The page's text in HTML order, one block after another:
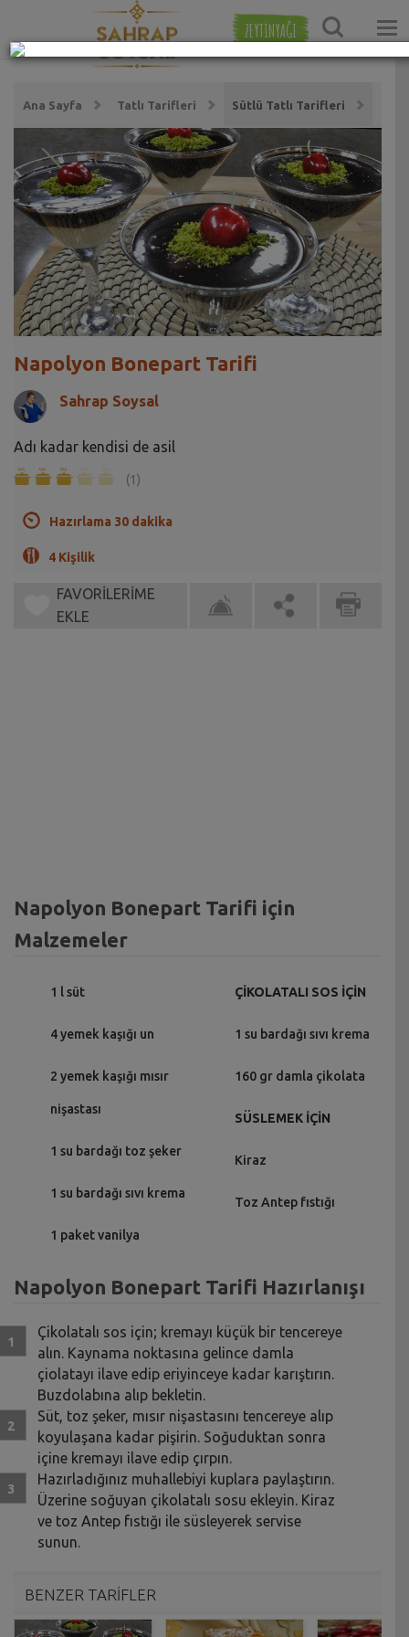
ZEYTİNYAĞI
Ana Sayfa Tatlı Tarifleri Sütlü Tatlı Tarifleri
Napolyon Bonepart Tarifi
Sahrap Soysal
Adı kadar kendisi de asil
(1)
Hazırlama 30 dakika
4 Kişilik
FAVORİLERİME
EKLE
Napolyon Bonepart Tarifi için
Malzemeler
1 l süt
4 yemek kaşığı un
2 yemek kaşığı mısır
nişastası
1 su bardağı toz şeker
1 su bardağı sıvı krema
1 paket vanilya
ÇİKOLATALI SOS İÇİN
1 su bardağı sıvı krema
160 gr damla çikolata
SÜSLEMEK İÇİN
Kiraz
Toz Antep fıstığı
Napolyon Bonepart Tarifi Hazırlanışı
Çikolatalı sos için; kremayı küçük bir tencereye
alın. Kaynama noktasına gelince damla
çiolatayı ilave edip eriyinceye kadar karıştırın.
Buzdolabına alıp bekletin.
Süt, toz şeker, mısır nişastasını tencereye alıp
koyulaşana kadar pişirin. Soğuduktan sonra
içine kremayı ilave edip çırpın.
Hazırladığınız muhallebiyi kuplara paylaştırın.
Üzerine soğuyan çikolatalı sosu ekleyin. Kiraz
ve toz Antep fıstığı ile süsleyerek servise
sunun.
BENZER TARİFLER